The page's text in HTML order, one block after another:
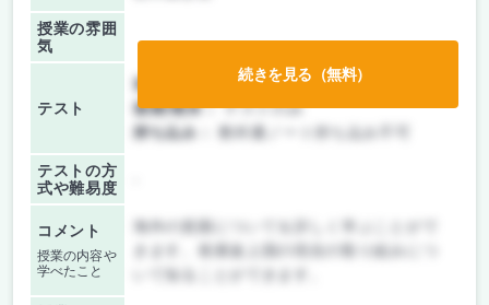
授業の雰囲
気
テスト
前期/中間：
テストのみ
後期/期末：テストのみ
持ち込み：
教科書ノート持ち込み不可
テストの方
式や難易度
コメント
授業の内容や
学べたこと
海外の貧困についてを詳しく学ぶことがで
きます。発展途上国の現在の取り組みにつ
続きを見る（無料）